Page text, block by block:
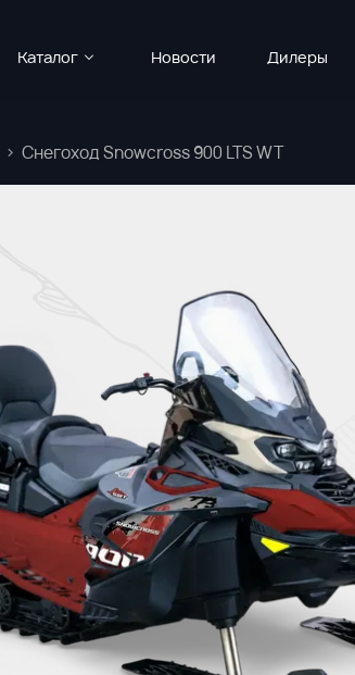
Каталог Новости Дилеры
Снегоход Snowcross 900 LTS WT